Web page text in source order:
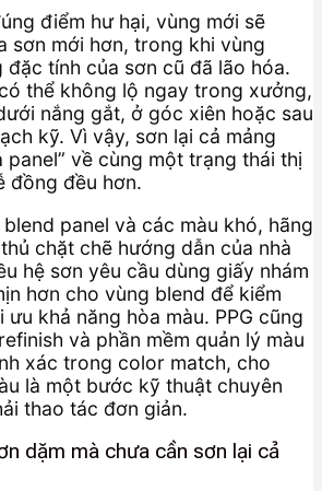
điểm hư hại, vùng mới sẽ
sơn mới hơn, trong khi vùng
đặc tính của sơn cũ đã lão hóa.
thể không lộ ngay trong xưởng,
nắng gắt, ở góc xiên hoặc sau
kỹ. Vì vậy, sơn lại cả mảng
panel” về cùng một trạng thái thị
đồng đều hơn.
panel và các màu khó, hãng
chặt chẽ hướng dẫn của nhà
hệ sơn yêu cầu dùng giấy nhám
hơn cho vùng blend để kiểm
khả năng hòa màu. PPG cũng
và phần mềm quản lý màu
xác trong color match, cho
là một bước kỹ thuật chuyên
thao tác đơn giản.
dặm mà chưa cần sơn lại cả